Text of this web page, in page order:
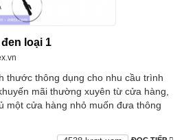
loại 1
thước thông dụng cho nhu cầu trình
mãi thường xuyên từ cửa hàng,
một cửa hàng nhỏ muốn đưa thông